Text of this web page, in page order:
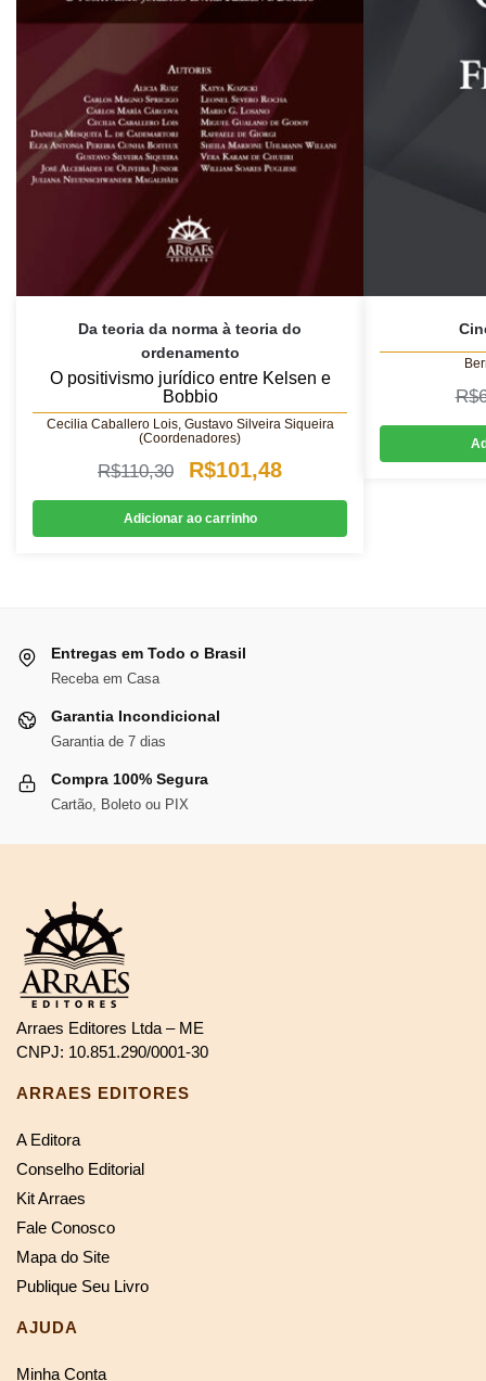
Da teoria da norma à teoria do
ordenamento
O positivismo jurídico entre Kelsen e
Bobbio
Cecilia Caballero Lois, Gustavo Silveira Siqueira
(Coordenadores)
R$110,30
O
preço
original
R$101,48O
preço
atual
Adicionar ao carrinho
R$
Entregas em Todo o Brasil
Receba em Casa
Garantia Incondicional
Garantia de 7 dias
Compra 100% Segura
Cartão, Boleto ou PIX
Arraes Editores Ltda – ME
CNPJ: 10.851.290/0001-30
ARRAES EDITORES
A Editora
Conselho Editorial
Kit Arraes
Fale Conosco
Mapa do Site
Publique Seu Livro
AJUDA
Minha Conta